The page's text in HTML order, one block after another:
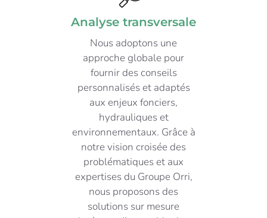
Analyse transversale
Nous adoptons une
approche globale pour
fournir des conseils
personnalisés et adaptés
aux enjeux fonciers,
hydrauliques et
environnementaux. Grâce à
notre vision croisée des
problématiques et aux
expertises du Groupe Orri,
nous proposons des
solutions sur mesure